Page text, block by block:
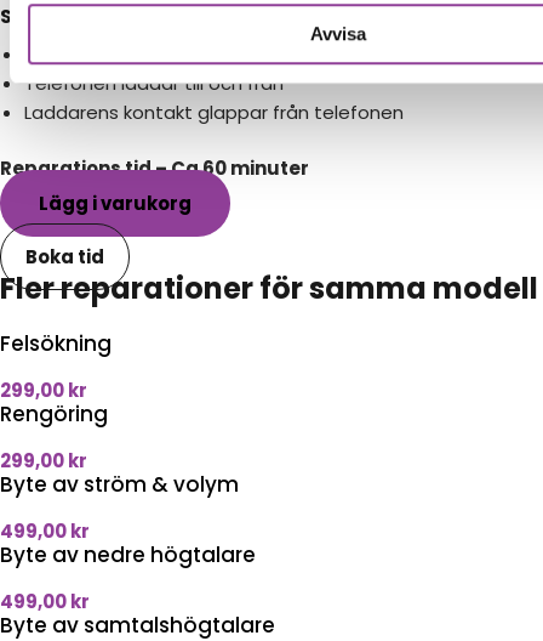
Avvisa
Symptom
Telefonen laddar till och från
Laddarens kontakt glappar från telefonen
Reparations tid – Ca 60 minuter
Lägg i varukorg
Boka tid
Fler reparationer för samma modell
Felsökning
299,00kr
Rengöring
299,00kr
Byte av ström & volym
499,00kr
Byte av nedre högtalare
499,00kr
Byte av samtalshögtalare